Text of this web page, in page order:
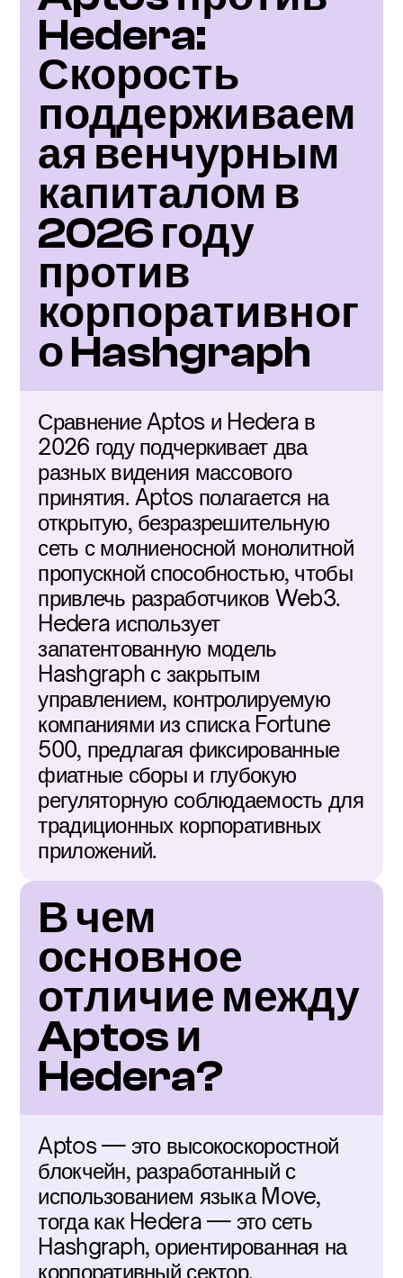
Hedera:
Скорость
поддерживаем
ая венчурным
капиталом в
2026 году
против
корпоративног
о Hashgraph
Сравнение Aptos и Hedera в
2026 году подчеркивает два
разных видения массового
принятия. Aptos полагается на
открытую, безразрешительную
сеть с молниеносной монолитной
пропускной способностью, чтобы
привлечь разработчиков Web3.
Hedera использует
запатентованную модель
Hashgraph с закрытым
управлением, контролируемую
компаниями из списка Fortune
500, предлагая фиксированные
фиатные сборы и глубокую
регуляторную соблюдаемость для
традиционных корпоративных
приложений.
В чем
основное
отличие между
Aptos и
Hedera?
Aptos — это высокоскоростной
блокчейн, разработанный с
использованием языка Move,
тогда как Hedera — это сеть
Hashgraph, ориентированная на
корпоративный сектор.